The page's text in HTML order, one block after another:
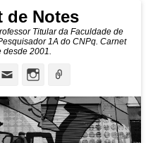
de Notes
Titular da Faculdade de
1A do CNPq. Carnet
desde 2001.
Email Instagram